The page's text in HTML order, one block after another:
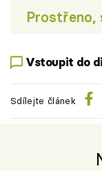
Prostřeno,
Vstoupit do
Sdílejte článek